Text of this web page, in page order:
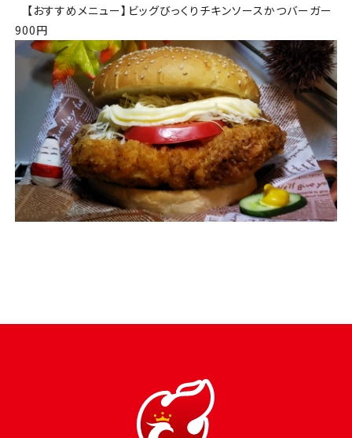
【おすすめメニュー】ビッグびっくりチキンソースかつバーガー
900円